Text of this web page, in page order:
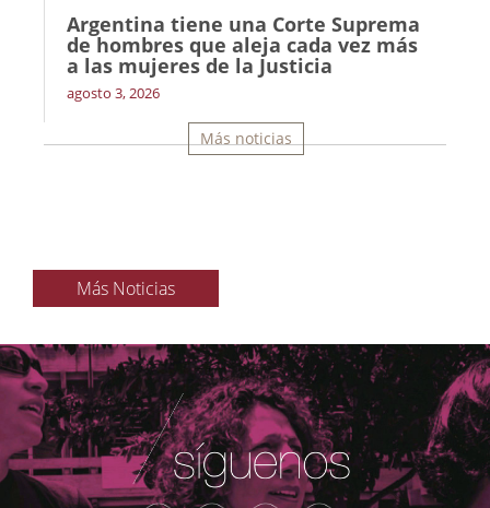
Argentina tiene una Corte Suprema
de hombres que aleja cada vez más
a las mujeres de la Justicia
agosto 3, 2026
Más noticias
Más Noticias